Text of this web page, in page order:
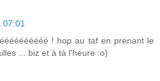
07:01
! hop au taf en prenant le
... biz et à tà l'heure :o)